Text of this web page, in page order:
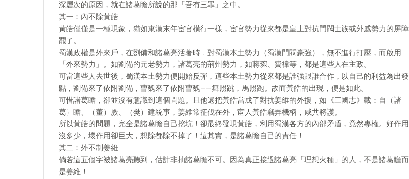
深層次的原因，就在諸葛瞻所說的那「吾有三罪」之中。
其一：內不除黃皓
黃皓僅僅是一種現象，猶如東漢末年宦官橫行一樣，宦官勢力從來都是皇上對抗門閥士族或外戚勢力的屏障
罷了。
蜀漢政權是外來戶，在劉備和諸葛亮活著時，對蜀漢本土勢力（蜀漢門閥豪強），無不進行打壓，而啟用
「外來勢力」。如劉備的元老勢力，諸葛亮的荊州勢力，如蔣琬、費禕等，都是這些人在主政。
可當這些人去世後，蜀漢本土勢力便開始反彈，這些本土勢力從來都是誰強跟誰合作，以自己的利益為出發
點，劉備來了依附劉備，曹魏來了依附曹魏——舞照跳，馬照跑。故而黃皓的出現，便是如此。
可惜諸葛瞻，卻並沒有意識到這個問題。且他還把黃皓當成了對抗姜維的外援，如《三國志》載：自（諸
葛）瞻、（董）厥、（樊）建統事，姜維常征伐在外，宦人黃皓竊弄機柄，咸共將護。
所以黃皓的問題，完全是諸葛瞻自己挖坑！卻最終發現黃皓，利用蜀漢各方的內部矛盾，竟然專權。好作用
沒多少，壞作用卻巨大，想除都除不掉了！這其實，是諸葛瞻自己的責任！
其二：外不制姜維
倘若這五個字被諸葛亮聽到，估計非抽諸葛瞻不可。因為真正接過諸葛亮「理想火種」的人，不是諸葛瞻而
是姜維！